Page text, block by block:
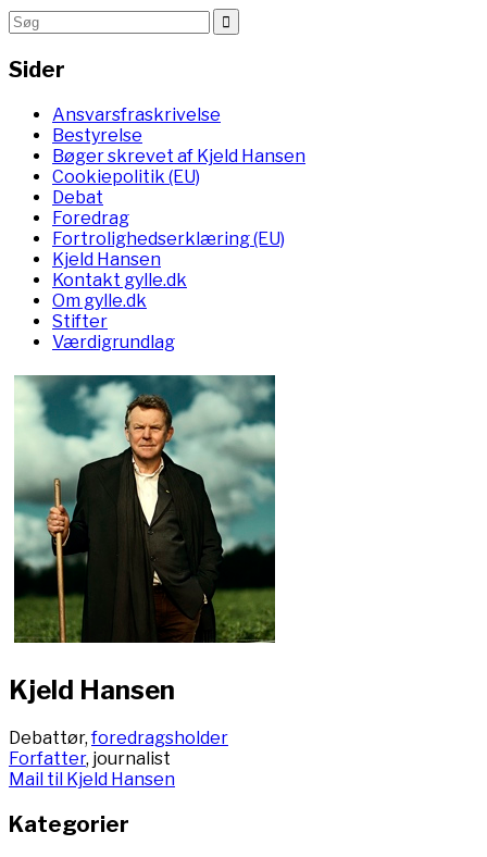
Sider
Ansvarsfraskrivelse
Bestyrelse
Bøger skrevet af Kjeld Hansen
Cookiepolitik (EU)
Debat
Foredrag
Fortrolighedserklæring (EU)
Kjeld Hansen
Kontakt gylle.dk
Om gylle.dk
Stifter
Værdigrundlag
Kjeld Hansen
Debattør,foredragsholder
Forfatter, journalist
Mail til Kjeld Hansen
Kategorier